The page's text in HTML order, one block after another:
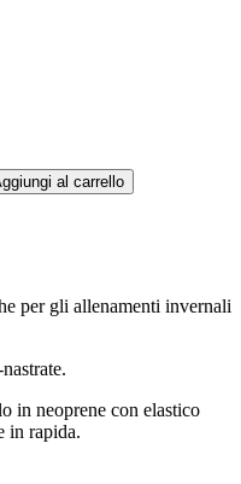
al carrello
per gli allenamenti invernali
in neoprene con elastico
in rapida.